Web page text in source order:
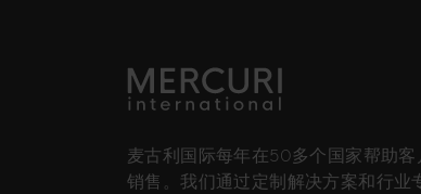
麦古利国际每年在50多个国家帮助客
销售。我们通过定制解决方案和行业